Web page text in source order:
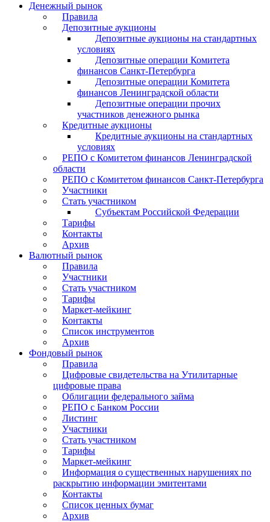
Денежный рынок
Правила
Депозитные аукционы
Депозитные аукционы на стандартных
условиях
Депозитные операции Комитета
финансов Санкт-Петербурга
Депозитные операции Комитета
финансов Ленинградской области
Депозитные операции прочих
участников денежного рынка
Кредитные аукционы
Кредитные аукционы на стандартных
условиях
РЕПО с Комитетом финансов Ленинградской
области
РЕПО с Комитетом финансов Санкт-Петербурга
Участники
Стать участником
Субъектам Российской Федерации
Тарифы
Контакты
Архив
Валютный рынок
Правила
Участники
Стать участником
Тарифы
Маркет-мейкинг
Контакты
Список инструментов
Архив
Фондовый рынок
Правила
Цифровые свидетельства на Утилитарные
цифровые права
Облигации федерального займа
РЕПО с Банком России
Листинг
Участники
Стать участником
Тарифы
Маркет-мейкинг
Информация о существенных нарушениях по
раскрытию информации эмитентами
Контакты
Список ценных бумаг
Архив